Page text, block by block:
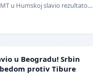
u Humskoj slavio rezultatom
u Beogradu! Srbin
protiv Tibure